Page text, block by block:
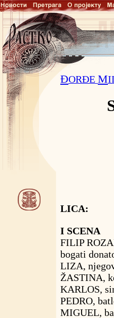
ĐORĐE M
LICA:
I SCENA
FILIP
bogati
LIZA,
ŽASTINA,
KARLOS,
PEDRO,
MIGUEL,